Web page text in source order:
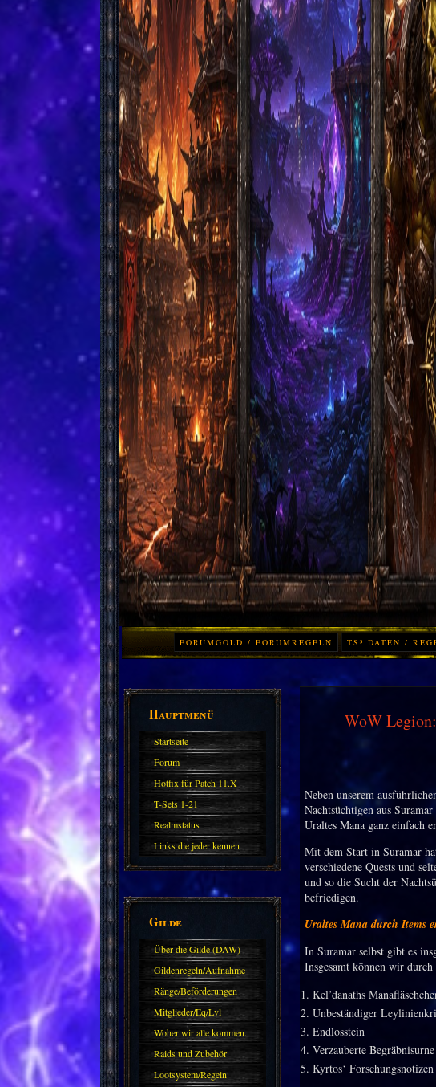
FORUMGOLD / FORUMREGELN TS³ DATEN /
Hauptmenü
Startseite
Forum
Hotfix für Patch 11.X
T-Sets 1-21
Realmstatus
Links die jeder kennen
sollte?! Oder nicht?
Gilde
Über die Gilde (DAW)
Gildenregeln/Aufnahme
Ränge/Beförderungen
Mitglieder/Eq/Lvl
Woher wir alle kommen.
Raids und Zubehör
Lootsystem/Regeln
WoW
Neben unserem
Nachtsüchtigen aus
Uraltes Mana ganz einfach
Mit dem Start in Suramar
verschiedene Quests und
und so die Sucht der
befriedigen.
Uraltes Mana durch Items
In Suramar selbst gibt es
Insgesamt können wir
Kel’danaths
Unbeständiger
Endlosstein
Verzauberte Begräbnisurne
Kyrtos‘ Forschungsnotizen